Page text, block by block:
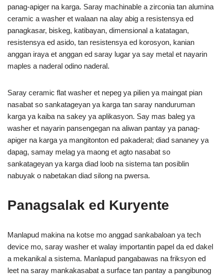
panag-apiger na karga. Saray machinable a zirconia tan alumina
ceramic a washer et walaan na alay abig a resistensya ed
panagkasar, biskeg, katibayan, dimensional a katatagan,
resistensya ed asido, tan resistensya ed korosyon, kanian
anggan iraya et anggan ed saray lugar ya say metal et nayarin
maples a naderal odino naderal.
Saray ceramic flat washer et nepeg ya pilien ya maingat pian
nasabat so sankatageyan ya karga tan saray nanduruman
karga ya kaiba na sakey ya aplikasyon. Say mas baleg ya
washer et nayarin pansengegan na aliwan pantay ya panag-
apiger na karga ya mangitonton ed pakaderal; diad sananey ya
dapag, samay melag ya maong et agto nasabat so
sankatageyan ya karga diad loob na sistema tan posiblin
nabuyak o nabetakan diad silong na pwersa.
Panagsalak ed Kuryente
Manlapud makina na kotse mo anggad sankabaloan ya tech
device mo, saray washer et walay importantin papel da ed dakel
a mekanikal a sistema. Manlapud pangabawas na friksyon ed
leet na saray mankakasabat a surface tan pantay a pangibunog